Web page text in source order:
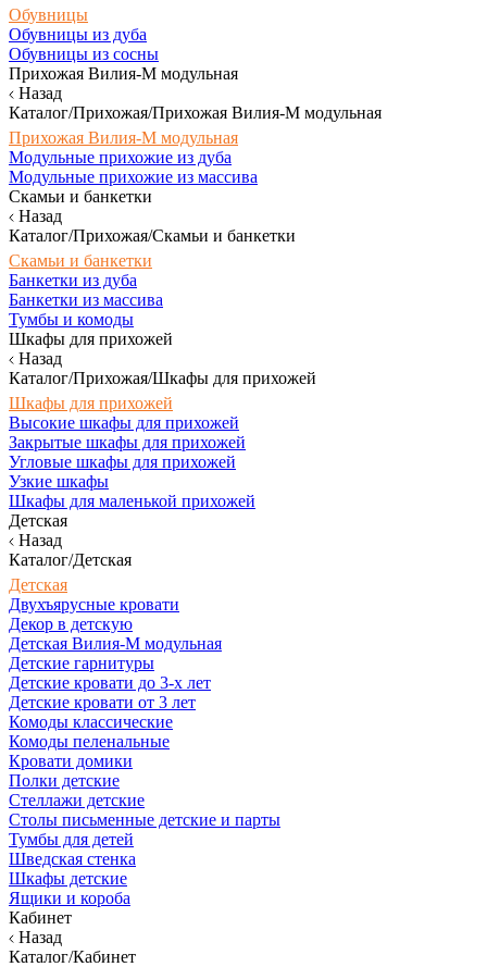
Обувницы
Обувницы из дуба
Обувницы из сосны
Прихожая Вилия-М модульная
Назад
Каталог/Прихожая/Прихожая Вилия-М модульная
Прихожая Вилия-М модульная
Модульные прихожие из дуба
Модульные прихожие из массива
Скамьи и банкетки
Назад
Каталог/Прихожая/Скамьи и банкетки
Скамьи и банкетки
Банкетки из дуба
Банкетки из массива
Тумбы и комоды
Шкафы для прихожей
Назад
Каталог/Прихожая/Шкафы для прихожей
Шкафы для прихожей
Высокие шкафы для прихожей
Закрытые шкафы для прихожей
Угловые шкафы для прихожей
Узкие шкафы
Шкафы для маленькой прихожей
Детская
Назад
Каталог/Детская
Детская
Двухъярусные кровати
Декор в детскую
Детская Вилия-М модульная
Детские гарнитуры
Детские кровати до 3-х лет
Детские кровати от 3 лет
Комоды классические
Комоды пеленальные
Кровати домики
Полки детские
Стеллажи детские
Столы письменные детские и парты
Тумбы для детей
Шведская стенка
Шкафы детские
Ящики и короба
Кабинет
Назад
Каталог/Кабинет